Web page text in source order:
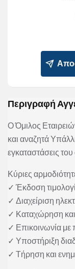
Περιγραφή
Ο Όμιλος
και αναζητά
εγκαταστάσεις
Κύριες
✓ Έκδοση
✓ Διαχείριση
✓ Καταχώρηση
✓ Επικοινωνία με
✓ Υποστήριξη
✓ Τήρηση και